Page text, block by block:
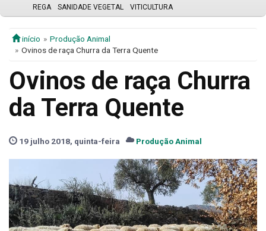
REGA
SANIDADE VEGETAL VITICULTURA
início
Produção Animal
Ovinos de raça Churra da Terra Quente
Ovinos de raça Churra
da Terra Quente
19 julho 2018, quinta-feira Produção Animal